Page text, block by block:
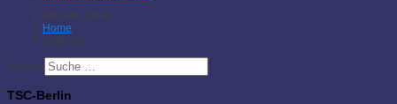
Aktuelle Seite:
Home
Kalender
Suchen
TSC-Berlin